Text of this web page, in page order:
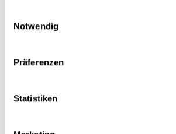
Notwendig
Präferenzen
Statistiken